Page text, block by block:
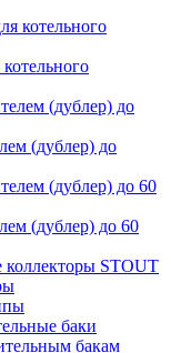
(дублер) до
(дублер) до 60
STOUT
баки